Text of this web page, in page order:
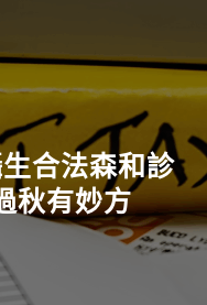
合法森和診
秋有妙方